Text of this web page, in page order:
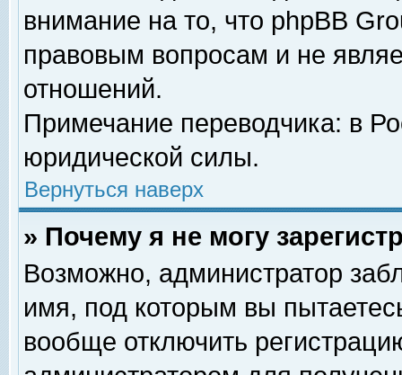
внимание на то, что phpBB
правовым вопросам и не
отношений.
Примечание переводчика: в
юридической силы.
Вернуться наверх
» Почему я не могу
Возможно, администратор
имя, под которым вы
вообще отключить